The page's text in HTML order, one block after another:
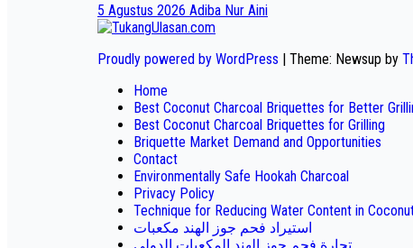
5 Agustus 2026 Adiba Nur Aini
Proudly powered by WordPress | Theme: Newsup by
Home
Best Coconut Charcoal Briquettes for Better
Best Coconut Charcoal Briquettes for Grilling
Briquette Market Demand and Opportunities
Contact
Environmentally Safe Hookah Charcoal
Privacy Policy
Technique for Reducing Water Content in
استيراد فحم جوز الهند مكعبات